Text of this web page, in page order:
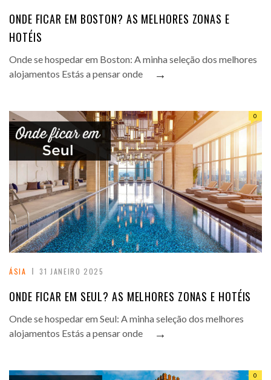
ONDE FICAR EM BOSTON? AS MELHORES ZONAS E
HOTÉIS
Onde se hospedar em Boston: A minha seleção dos melhores
alojamentos Estás a pensar onde
→
ÁSIA 31 JANEIRO 2025
0
ONDE FICAR EM SEUL? AS MELHORES ZONAS E HOTÉIS
Onde se hospedar em Seul: A minha seleção dos melhores
alojamentos Estás a pensar onde
→
0